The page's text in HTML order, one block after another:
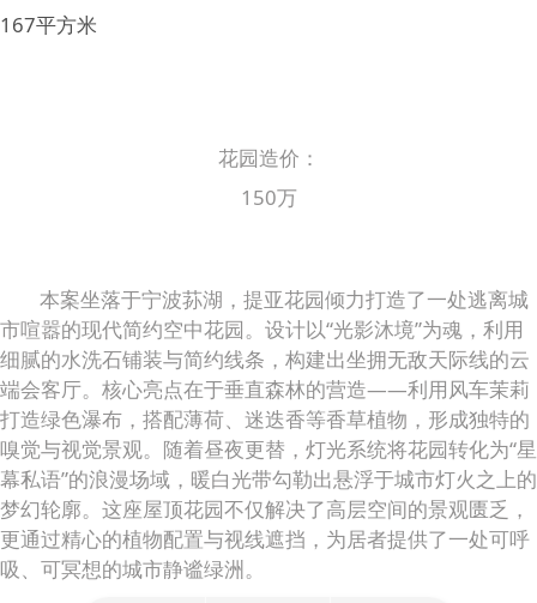
167平方米
花园造价：
150万
本案坐落于宁波荪湖，提亚花园倾力打造了一处逃离城
市喧嚣的现代简约空中花园。设计以“光影沐境”为魂，利用
细腻的水洗石铺装与简约线条，构建出坐拥无敌天际线的云
端会客厅。核心亮点在于垂直森林的营造——利用风车茉莉
打造绿色瀑布，搭配薄荷、迷迭香等香草植物，形成独特的
嗅觉与视觉景观。随着昼夜更替，灯光系统将花园转化为“星
幕私语”的浪漫场域，暖白光带勾勒出悬浮于城市灯火之上的
梦幻轮廓。这座屋顶花园不仅解决了高层空间的景观匮乏，
更通过精心的植物配置与视线遮挡，为居者提供了一处可呼
吸、可冥想的城市静谧绿洲。